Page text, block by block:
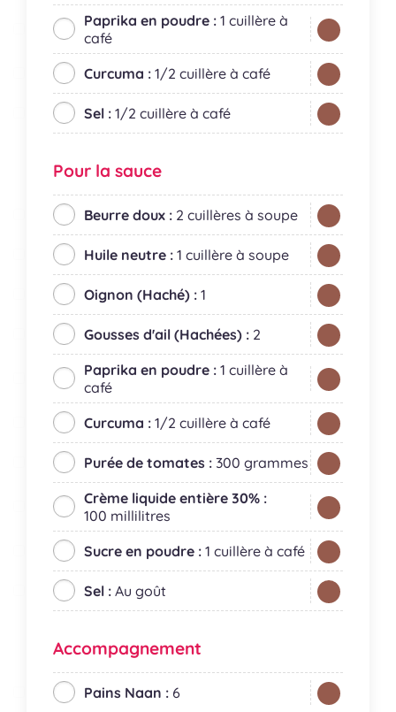
Paprika en poudre : 1 cuillère à
café
Curcuma : 1/2 cuillère à café
Sel : 1/2 cuillère à café
Pour la sauce
Beurre doux : 2 cuillères à soupe
Huile neutre : 1 cuillère à soupe
Oignon (Haché) : 1
Gousses d'ail (Hachées) : 2
Paprika en poudre : 1 cuillère à
café
Curcuma : 1/2 cuillère à café
Purée de tomates : 300 grammes
Crème liquide entière 30% :
100 millilitres
Sucre en poudre : 1 cuillère à café
Sel : Au goût
Accompagnement
Pains Naan : 6